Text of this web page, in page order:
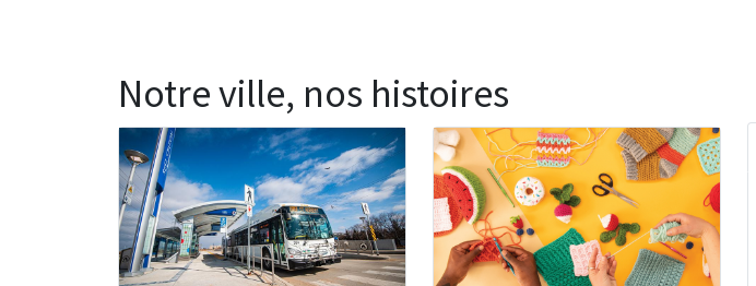
Notre ville, nos histoires